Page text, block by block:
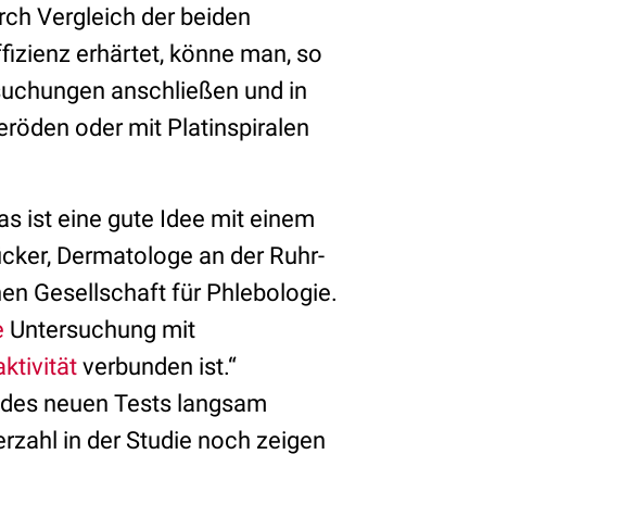
Vergleich der beiden
erhärtet, könne man, so
anschließen und in
oder mit Platinspiralen
ist eine gute Idee mit einem
Dermatologe an der Ruhr-
Gesellschaft für Phlebologie.
Untersuchung mit
verbunden ist.“
neuen Tests langsam
in der Studie noch zeigen